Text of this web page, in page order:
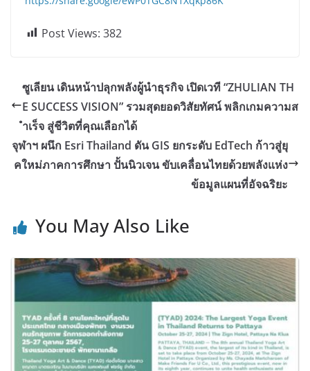
Post Views: 382
ซูเลียน เดินหน้าปลุกพลังผู้นำธุรกิจ เปิดเวที “ZHULIAN TH
E SUCCESS VISION” รวมสุดยอดวิสัยทัศน์ พลิกเกมความส
ำเร็จ สู่ชีวิตที่คุณเลือกได้
จุฬาฯ ผนึก Esri Thailand ดัน GIS ยกระดับ EdTech ก้าวสู่ยุ
คใหม่ภาคการศึกษา ปั้นนิวเจน ขับเคลื่อนไทยด้วยพลังแห่ง
ข้อมูลแผนที่อัจฉริยะ
You May Also Like